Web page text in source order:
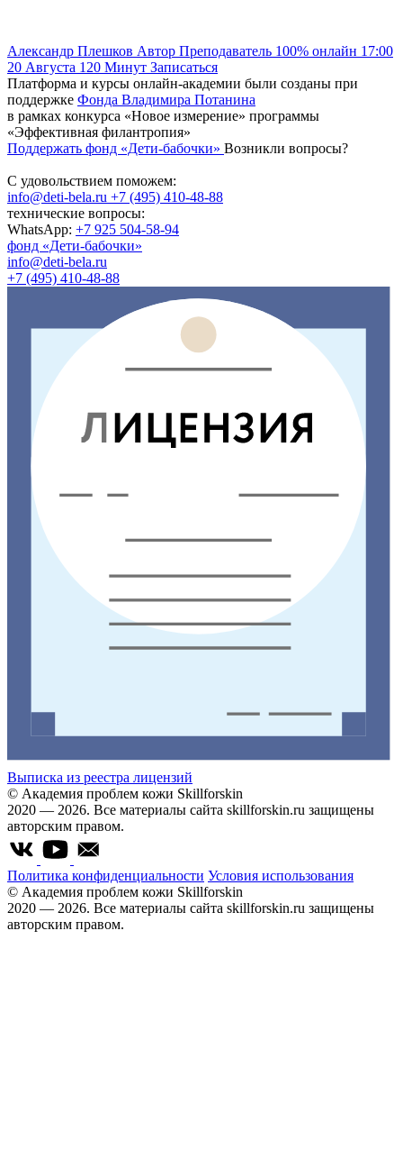
Александр Плешков Автор Преподаватель 100% онлайн 17:00
20 Августа 120 Минут Записаться
Платформа и курсы онлайн-академии были созданы при
поддержке Фонда Владимира Потанина
в рамках конкурса «Новое измерение» программы
«Эффективная филантропия»
Поддержать фонд «Дети-бабочки» Возникли вопросы?
С удовольствием поможем:
info@deti-bela.ru +7 (495) 410-48-88
технические вопросы:
WhatsApp: +7 925 504-58-94
фонд «Дети-бабочки»
info@deti-bela.ru
+7 (495) 410-48-88
Выписка из реестра лицензий
© Академия проблем кожи Skillforskin
2020 — 2026. Все материалы сайта skillforskin.ru защищены
авторским правом.
Политика конфиденциальности Условия использования
© Академия проблем кожи Skillforskin
2020 — 2026. Все материалы сайта skillforskin.ru защищены
авторским правом.